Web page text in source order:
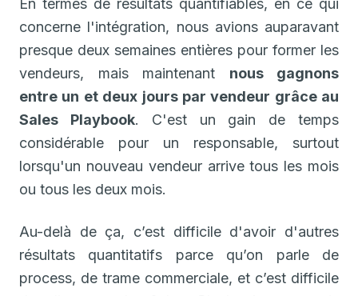
En termes de résultats quantifiables, en ce qui
concerne l'intégration, nous avions auparavant
presque deux semaines entières pour former les
vendeurs, mais maintenant nous gagnons
entre un et deux jours par vendeur grâce au
Sales Playbook. C'est un gain de temps
considérable pour un responsable, surtout
lorsqu'un nouveau vendeur arrive tous les mois
ou tous les deux mois.
Au-delà de ça, c’est difficile d'avoir d'autres
résultats quantitatifs parce qu’on parle de
process, de trame commerciale, et c’est difficile